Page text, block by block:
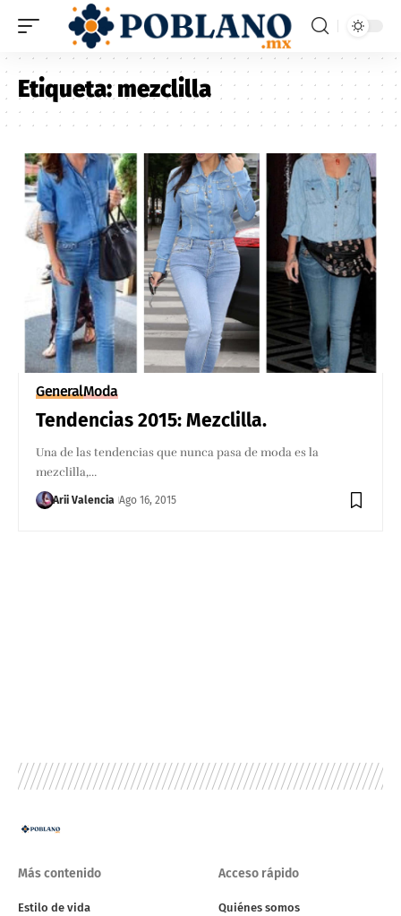
Etiqueta:mezclilla
GeneralModa
Tendencias 2015: Mezclilla.
Una de las tendencias que nunca pasa de moda es la
mezclilla,…
Arii Valencia Ago 16, 2015
Más contenido
Estilo de vida
Acceso rápido
Quiénes somos